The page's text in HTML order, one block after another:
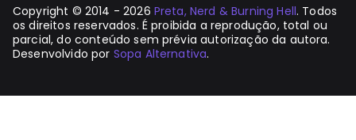
Copyright © 2014 - 2026 Preta, Nerd & Burning Hell. Todos
os direitos reservados. É proibida a reprodução, total ou
parcial, do conteúdo sem prévia autorização da autora.
Desenvolvido por Sopa Alternativa.